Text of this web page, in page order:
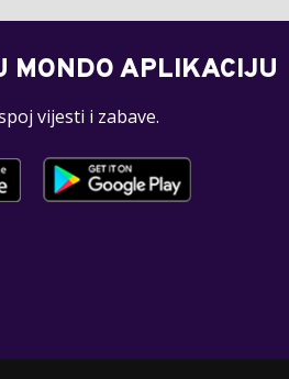
MONDO APLIKACIJU
vijesti i zabave.